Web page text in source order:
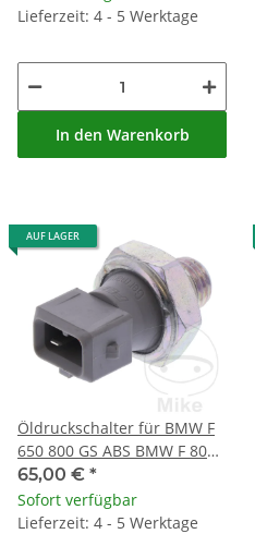
Lieferzeit: 4 - 5 Werktage
In den Warenkorb
AUF LAGER
Öldruckschalter für BMW F
650 800 GS ABS BMW F 800
800 S
65,00 € *
Sofort verfügbar
Lieferzeit: 4 - 5 Werktage